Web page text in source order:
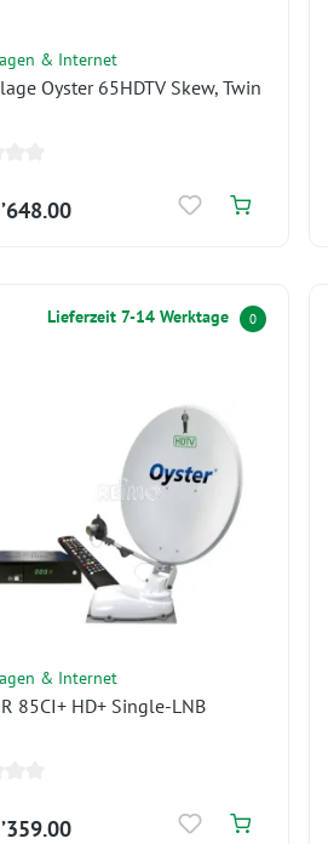
& Internet
Oyster 65HDTV Skew, Twin
Lieferzeit 7-14 Werktage 0
& Internet
85CI+ HD+ Single-LNB